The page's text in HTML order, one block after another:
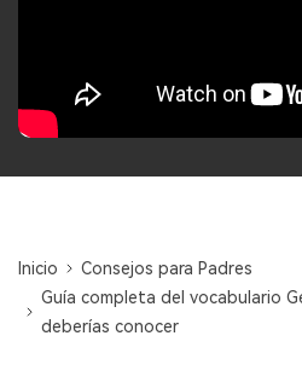
Inicio
Consejos para Padres
Guía completa del vocabulario
deberías conocer